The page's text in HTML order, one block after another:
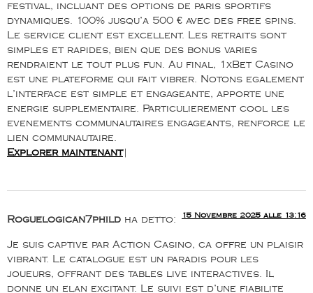
festival, incluant des options de paris sportifs
dynamiques. 100% jusqu’a 500 € avec des free spins.
Le service client est excellent. Les retraits sont
simples et rapides, bien que des bonus varies
rendraient le tout plus fun. Au final, 1xBet Casino
est une plateforme qui fait vibrer. Notons egalement
l’interface est simple et engageante, apporte une
energie supplementaire. Particulierement cool les
evenements communautaires engageants, renforce le
lien communautaire.
Explorer maintenant|
Roguelogican7phild ha detto: 15 Novembre 2025 alle 13:16
Je suis captive par Action Casino, ca offre un plaisir
vibrant. Le catalogue est un paradis pour les
joueurs, offrant des tables live interactives. Il
donne un elan excitant. Le suivi est d’une fiabilite